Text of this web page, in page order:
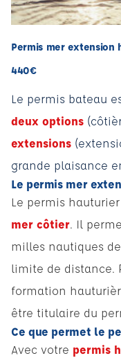
Permis mer extension
440€
Le permis bateau
deux options
extensions
grande plaisance
Le permis mer
Le permis
mer côtier. Il
milles nautiques
limite de distance.
formation
être titulaire du
Ce que permet le
Avec votre permis